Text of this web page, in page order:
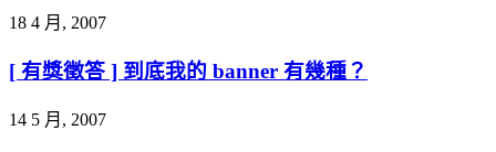
18 4 月, 2007
[ 有獎徵答 ] 到底我的 banner 有幾種？
14 5 月, 2007